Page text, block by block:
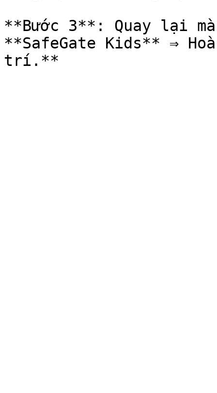
**Bước 3**: Quay lại
**SafeGate Kids** ⇒